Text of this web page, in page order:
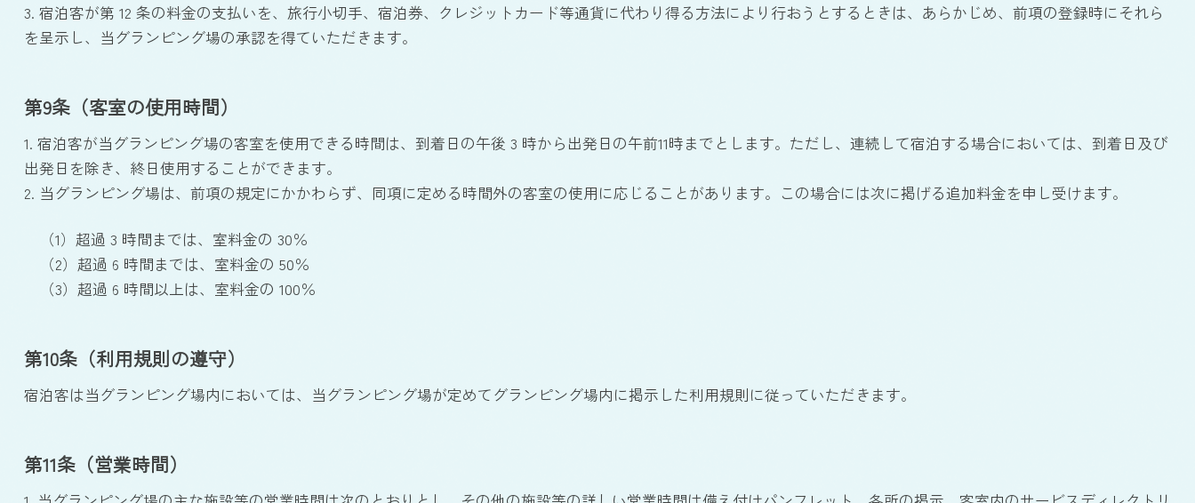
3. 宿泊客が第 12 条の料金の支払いを、旅行小切手、宿泊券、クレジットカード等通貨に代わり得る方法により行おうとするときは、あらかじめ、前項の登録時にそれら
を呈示し、当グランピング場の承認を得ていただきます。
第9条（客室の使用時間）
1. 宿泊客が当グランピング場の客室を使用できる時間は、到着日の午後 3 時から出発日の午前11時までとします。ただし、連続して宿泊する場合においては、到着日及び
出発日を除き、終日使用することができます。
2. 当グランピング場は、前項の規定にかかわらず、同項に定める時間外の客室の使用に応じることがあります。この場合には次に掲げる追加料金を申し受けます。
（1）超過 3 時間までは、室料金の 30％
（2）超過 6 時間までは、室料金の 50％
（3）超過 6 時間以上は、室料金の 100％
第10条（利用規則の遵守）
宿泊客は当グランピング場内においては、当グランピング場が定めてグランピング場内に掲示した利用規則に従っていただきます。
第11条（営業時間）